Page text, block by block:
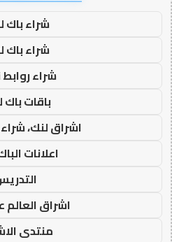
شراء باك
شراء باك
شراء
باقات باك
اشراق لنك،
اعلانات
اشراق العالم
منتدى